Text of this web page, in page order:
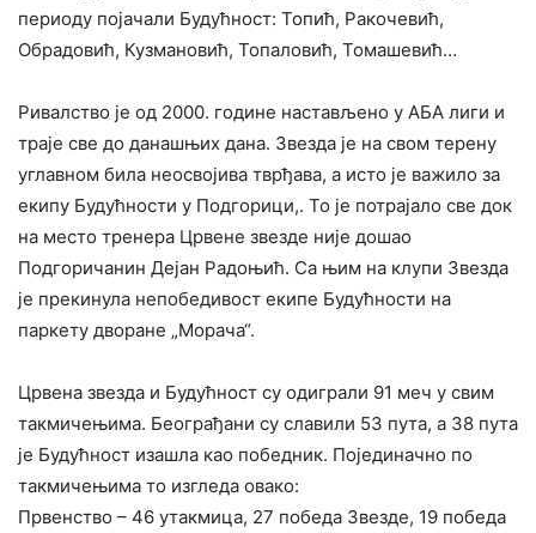
периоду појачали Будућност: Топић, Ракочевић,
Обрадовић, Кузмановић, Топаловић, Томашевић…
Ривалство је од 2000. године настављено у АБА лиги и
траје све до данашњих дана. Звезда је на свом терену
углавном била неосвојива тврђава, а исто је важило за
екипу Будућности у Подгорици,. То је потрајало све док
на место тренера Црвене звезде није дошао
Подгоричанин Дејан Радоњић. Са њим на клупи Звезда
је прекинула непобедивост екипе Будућности на
паркету дворане „Морача“.
Црвена звезда и Будућност су одиграли 91 меч у свим
такмичењима. Београђани су славили 53 пута, а 38 пута
је Будућност изашла као победник. Појединачно по
такмичењима то изгледа овако:
Првенство – 46 утакмица, 27 победа Звезде, 19 победа